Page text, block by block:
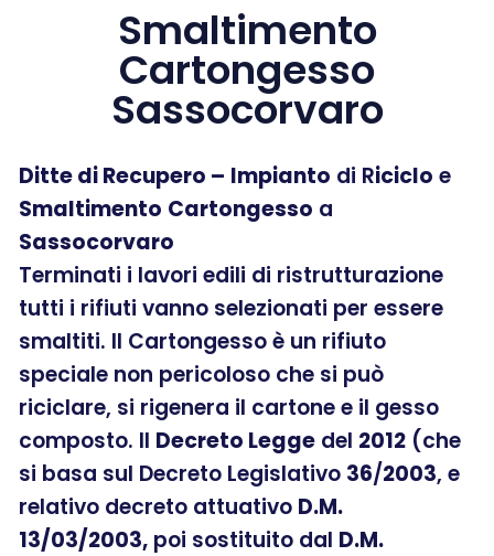
Smaltimento
Cartongesso
Sassocorvaro
Ditte di Recupero – Impianto di Riciclo e
Smaltimento Cartongesso a
Sassocorvaro
Terminati i lavori edili di ristrutturazione
tutti i rifiuti vanno selezionati per essere
smaltiti. Il Cartongesso è un rifiuto
speciale non pericoloso che si può
riciclare, si rigenera il cartone e il gesso
composto. Il Decreto Legge del 2012 (che
si basa sul Decreto Legislativo 36/2003, e
relativo decreto attuativo D.M.
13/03/2003, poi sostituito dal D.M.